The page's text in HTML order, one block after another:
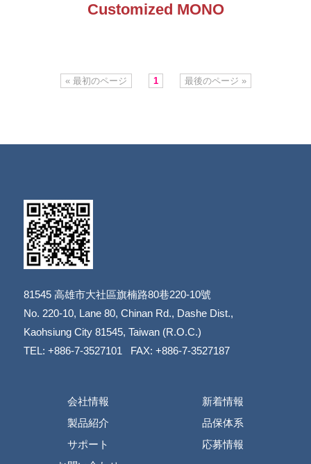
Customized MONO
« 最初のページ 1 最後のページ »
81545高雄市大社區旗楠路80巷220-10號
​​​​​​​No. 220-10, Lane 80, Chinan Rd., Dashe Dist.,
​​​​​​​Kaohsiung City 81545, Taiwan (R.O.C.)
TEL: +886-7-3527101 FAX: +886-7-3527187
会社情報
新着情報
製品紹介
品保体系
サポート
応募情報